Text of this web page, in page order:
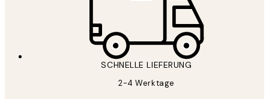
SCHNELLE LIEFERUNG
2-4 Werktage